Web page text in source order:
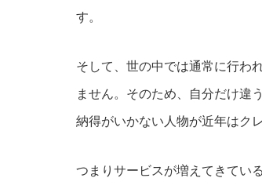
す。
そして、世の中では通常に行わ
ません。そのため、自分だけ違
納得がいかない人物が近年はク
つまりサービスが増えてきてい